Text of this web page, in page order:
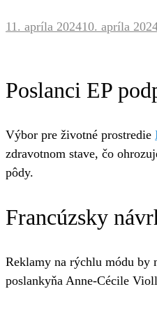
11. apríla 202410. apríla
Poslanci EP
Výbor pre životné prostredie
zdravotnom stave, čo
pôdy.
Francúzsky
Reklamy na rýchlu módu by
poslankyňa Anne-Cécile